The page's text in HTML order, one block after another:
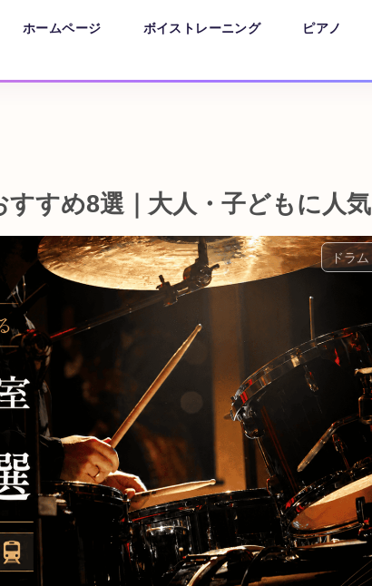
ホームページ ボイストレーニング ピアノ
すすめ8選｜大人・子どもに人気
ドラム